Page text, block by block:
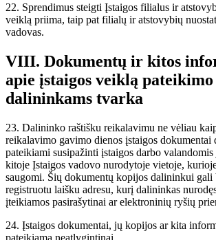
22. Sprendimus steigti Įstaigos filialus ir
veiklą priima, taip pat filialų ir atstovybių
vadovas.
VIII. Dokumentų ir kitos
apie įstaigos veiklą pateikimo
dalininkams tvarka
23. Dalininko raštišku reikalavimu ne vėliau
reikalavimo gavimo dienos įstaigos dokumentai
pateikiami susipažinti įstaigos darbo
kitoje Įstaigos vadovo nurodytoje vietoje,
saugomi. Šių dokumentų kopijos dalininkui gali
registruotu laišku adresu, kurį dalininkas
įteikiamos pasirašytinai ar elektroninių ryšių
24. Įstaigos dokumentai, jų kopijos ar kita
pateikiama neatlygintinai.